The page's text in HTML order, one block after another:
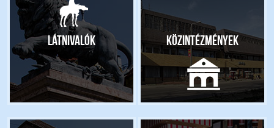
Látnivalók Közintézmények